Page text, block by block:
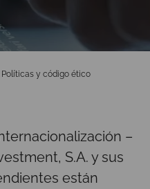
Políticas y código ético
–
S.A. y sus
están